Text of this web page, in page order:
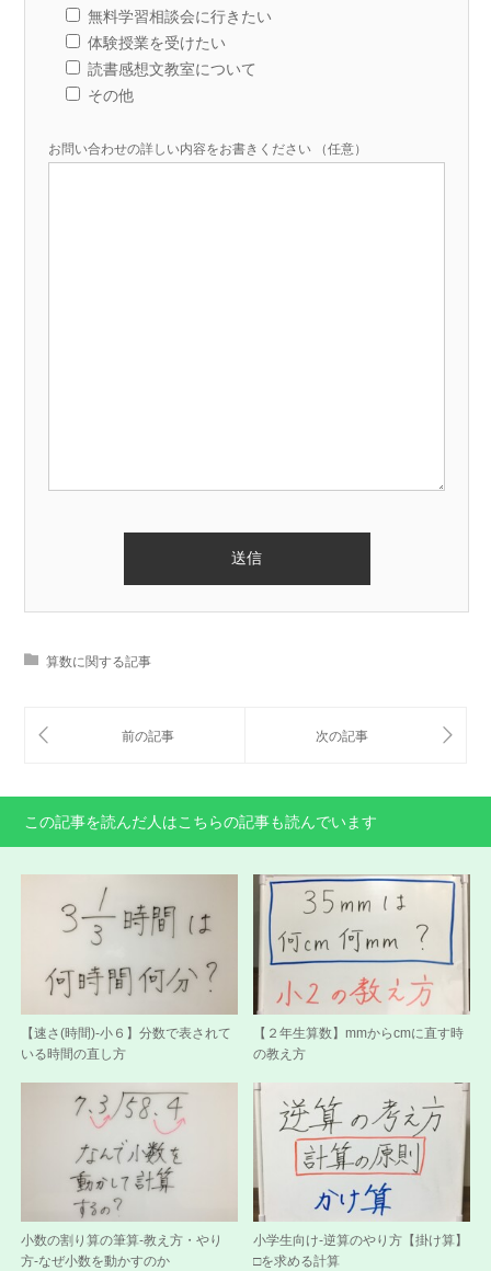
無料学習相談会に行きたい
体験授業を受けたい
読書感想文教室について
その他
お問い合わせの詳しい内容をお書きください （任意）
算数に関する記事
この記事を読んだ人はこちらの記事も読んでいます
【速さ(時間)-小６】分数で表されて
いる時間の直し方
【２年生算数】mmからcmに直す時
の教え方
小数の割り算の筆算-教え方・やり
方-なぜ小数を動かすのか
小学生向け-逆算のやり方【掛け算】
□を求める計算